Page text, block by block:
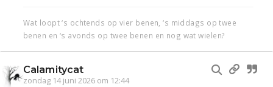
Wat loopt ‘s ochtends op vier benen, ‘s middags op twee
benen en ‘s avonds op twee benen en nog wat wielen?
Calamitycat
zondag 14 juni 2026 om 12:44